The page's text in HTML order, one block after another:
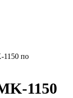
1150 по
1150